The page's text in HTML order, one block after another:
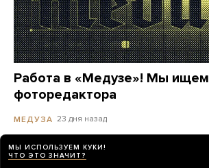
Работа в «Медузе»! Мы ищем
фоторедактора
МЕДУЗА 23 дня назад
МЫ ИСПОЛЬЗУЕМ КУКИ!
ЧТО ЭТО ЗНАЧИТ?